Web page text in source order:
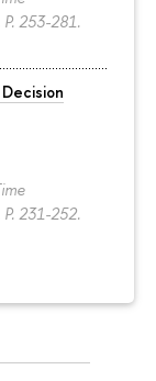
P. 253-281.
P. 231-252.